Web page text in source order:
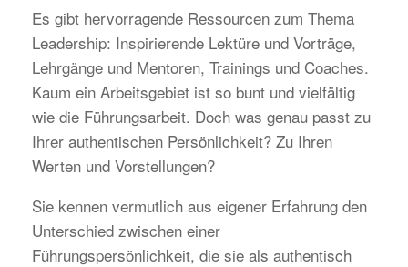
Es gibt hervorragende Ressourcen zum Thema
Leadership: Inspirierende Lektüre und Vorträge,
Lehrgänge und Mentoren, Trainings und Coaches.
Kaum ein Arbeitsgebiet ist so bunt und vielfältig
wie die Führungsarbeit. Doch was genau passt zu
Ihrer authentischen Persönlichkeit? Zu Ihren
Werten und Vorstellungen?
Sie kennen vermutlich aus eigener Erfahrung den
Unterschied zwischen einer
Führungspersönlichkeit, die sie als authentisch